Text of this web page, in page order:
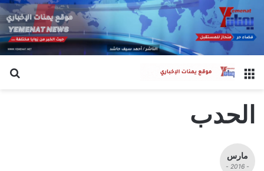
القائمة
الحدب
مارس
- 2016 -